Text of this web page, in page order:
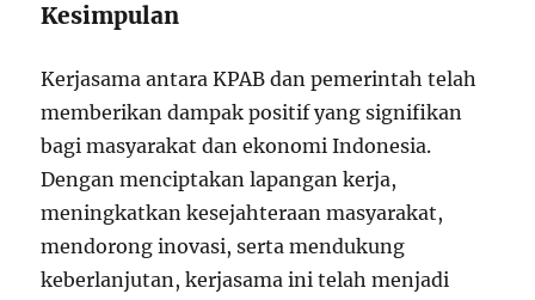
Kesimpulan
Kerjasama antara KPAB dan pemerintah telah
memberikan dampak positif yang signifikan
bagi masyarakat dan ekonomi Indonesia.
Dengan menciptakan lapangan kerja,
meningkatkan kesejahteraan masyarakat,
mendorong inovasi, serta mendukung
keberlanjutan, kerjasama ini telah menjadi